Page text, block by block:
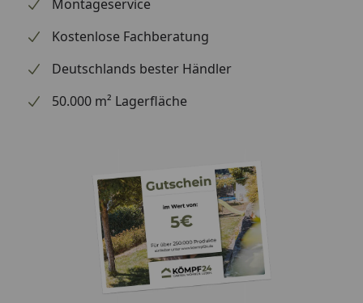
Informationen zu dem Ersatzteil geben. Es dient
lediglich dem Austausch des defekten oder fehlenden
Montageservice
Kostenlose Fachberatung
Deutschlands bester Händler
50.000 m² Lagerfläche